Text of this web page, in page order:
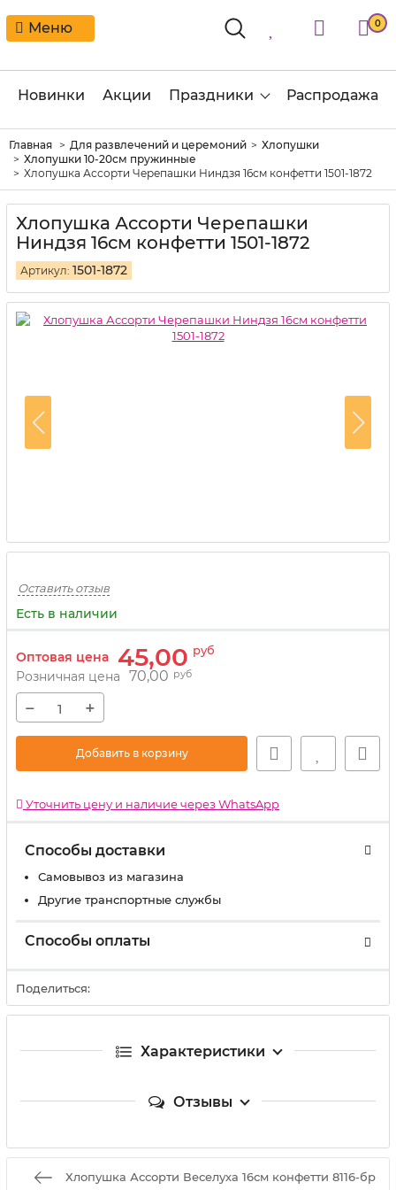
Меню 0
Новинки Акции Праздники Распродажа
Главная Для развлечений и церемоний
Хлопушки
Хлопушки 10-20см пружинные
Хлопушка Ассорти Черепашки Ниндзя 16см конфетти 1501-1872
Хлопушка Ассорти Черепашки
Ниндзя 16см конфетти 1501-1872
Артикул: 1501-1872
Оставить отзыв
Есть в наличии
Оптовая цена 45,00 руб
Розничная цена 70,00 руб
− +
Добавить в корзину
Уточнить цену и наличие через WhatsApp
Способы доставки
Самовывоз из магазина
Другие транспортные службы
Способы оплаты
Поделиться:
Характеристики
Отзывы
Хлопушка Ассорти Веселуха 16см конфетти 8116-бр